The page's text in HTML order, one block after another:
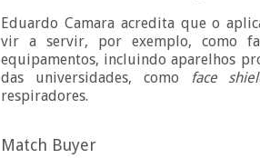
Eduardo Camara acredita que o
vir a servir, por exemplo, como
equipamentos, incluindo aparelhos
das universidades, como face
respiradores.
Match Buyer